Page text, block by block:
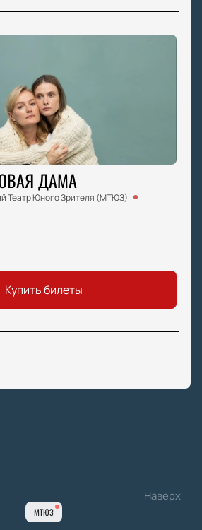
ДАМА
Театр Юного Зрителя (МТЮЗ)
Купить билеты
Наверх
МТЮЗ